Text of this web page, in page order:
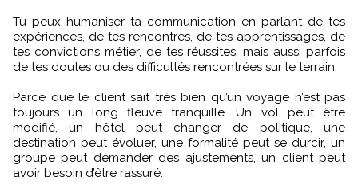
Tu peux humaniser ta communication en parlant de tes
expériences, de tes rencontres, de tes apprentissages, de
tes convictions métier, de tes réussites, mais aussi parfois
de tes doutes ou des difficultés rencontrées sur le terrain.
Parce que le client sait très bien qu’un voyage n’est pas
toujours un long fleuve tranquille. Un vol peut être
modifié, un hôtel peut changer de politique, une
destination peut évoluer, une formalité peut se durcir, un
groupe peut demander des ajustements, un client peut
avoir besoin d’être rassuré.